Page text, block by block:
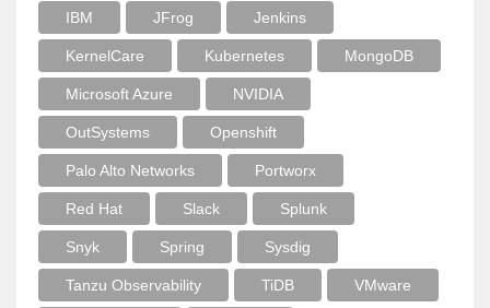
IBM JFrog Jenkins
KernelCare Kubernetes MongoDB
Microsoft Azure NVIDIA
OutSystems Openshift
Palo Alto Networks Portworx
Red Hat Slack Splunk
Snyk Spring Sysdig
Tanzu Observability TiDB VMware